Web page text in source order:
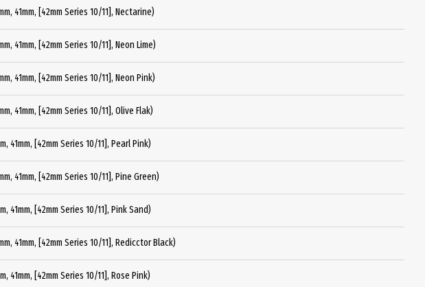
41mm, [42mm Series 10/11], Nectarine)
41mm, [42mm Series 10/11], Neon Lime)
41mm, [42mm Series 10/11], Neon Pink)
41mm, [42mm Series 10/11], Olive Flak)
41mm, [42mm Series 10/11], Pearl Pink)
41mm, [42mm Series 10/11], Pine Green)
41mm, [42mm Series 10/11], Pink Sand)
41mm, [42mm Series 10/11], Redicctor Black)
41mm, [42mm Series 10/11], Rose Pink)